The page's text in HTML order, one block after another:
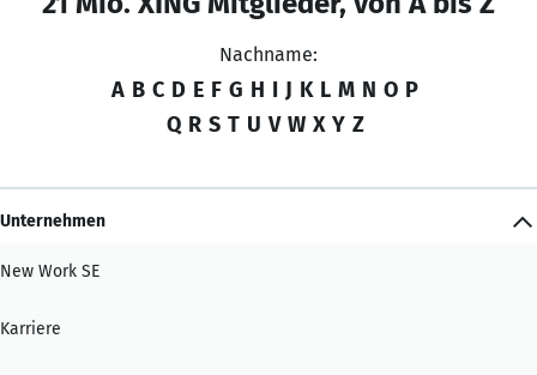
Nachname:
A B C D E F G H I J K L M N O P
Q R S T U V W X Y Z
Unternehmen
New Work SE
Karriere